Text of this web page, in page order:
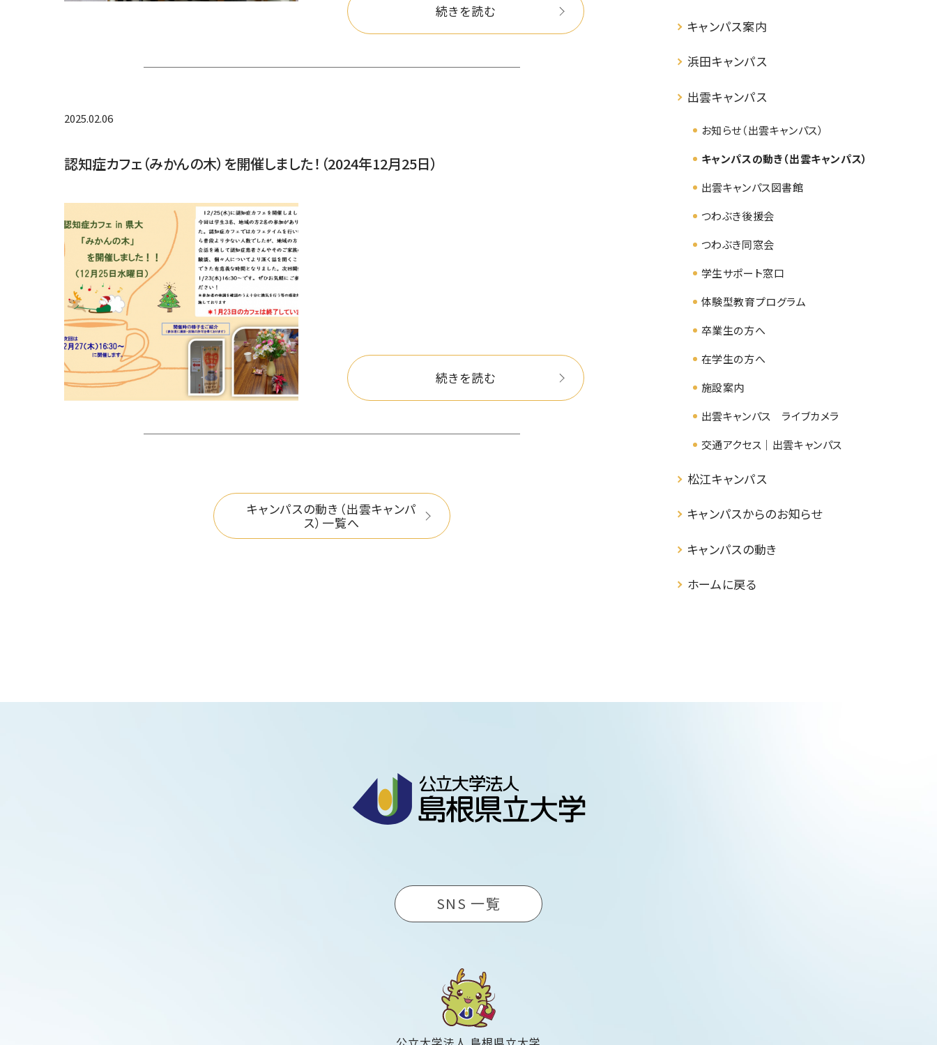
続きを読む
2025.02.06
認知症カフェ（みかんの木）を開催しました！（2024年12月25日）
続きを読む
キャンパスの動き（出雲キャンパ
ス）一覧へ
キャンパス案内
浜田キャンパス
出雲キャンパス
お知らせ（出雲キャンパス）
キャンパスの動き（出雲キャンパス）
出雲キャンパス図書館
つわぶき後援会
つわぶき同窓会
学生サポート窓口
体験型教育プログラム
卒業生の方へ
在学生の方へ
施設案内
出雲キャンパス ライブカメラ
交通アクセス｜出雲キャンパス
松江キャンパス
キャンパスからのお知らせ
キャンパスの動き
ホームに戻る
SNS 一覧